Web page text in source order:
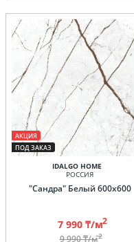
АКЦИЯ
ПОД ЗАКАЗ
IDALGO HOME
РОССИЯ
"Сандра" Белый 600х600
7 990 ₸/м2
9 990 ₸/м2